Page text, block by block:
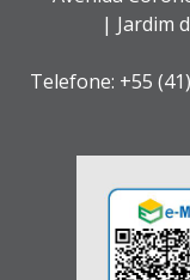
| Jardim
Telefone: +55